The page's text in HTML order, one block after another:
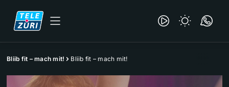
Bliib fit – mach mit! Bliib fit – mach mit!